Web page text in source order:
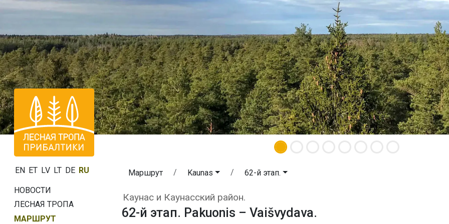
EN ET LV LT DE RU
НОВОСТИ
ЛЕСНАЯ ТРОПА
МАРШРУТ
Маршрут Kaunas 62-й этап.
62-й этап. Pakuonis – Vaišvydava. Каунас и
Каунас и Каунасский район.
62-й этап. Pakuonis – Vaišvydava.